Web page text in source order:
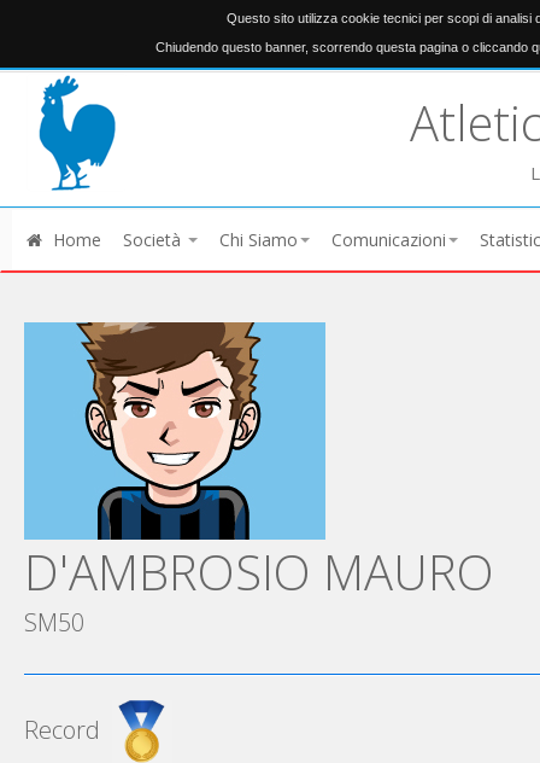
Questo sito utilizza cookie tecnici per scopi di analisi
Chiudendo questo banner, scorrendo questa pagina o cliccando
Home Società Chi Siamo Comunicazioni
D'AMBROSIO MAURO
SM50
Record